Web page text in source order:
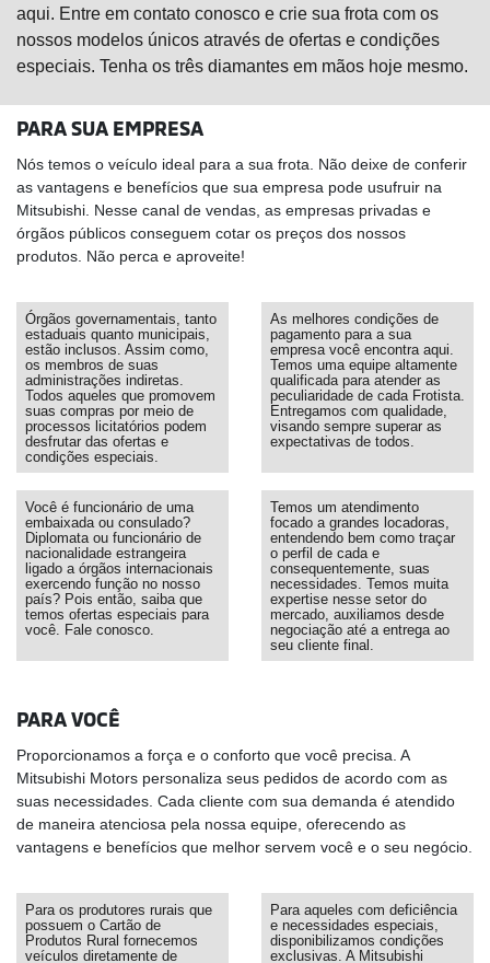
aqui. Entre em contato conosco e crie sua frota com os
nossos modelos únicos através de ofertas e condições
especiais. Tenha os três diamantes em mãos hoje mesmo.
PARA SUA EMPRESA
Nós temos o veículo ideal para a sua frota. Não deixe de conferir
as vantagens e benefícios que sua empresa pode usufruir na
Mitsubishi. Nesse canal de vendas, as empresas privadas e
órgãos públicos conseguem cotar os preços dos nossos
produtos. Não perca e aproveite!
Órgãos governamentais, tanto
estaduais quanto municipais,
estão inclusos. Assim como,
os membros de suas
administrações indiretas.
Todos aqueles que promovem
suas compras por meio de
processos licitatórios podem
desfrutar das ofertas e
condições especiais.
As melhores condições de
pagamento para a sua
empresa você encontra aqui.
Temos uma equipe altamente
qualificada para atender as
peculiaridade de cada Frotista.
Entregamos com qualidade,
visando sempre superar as
expectativas de todos.
Você é funcionário de uma
embaixada ou consulado?
Diplomata ou funcionário de
nacionalidade estrangeira
ligado a órgãos internacionais
exercendo função no nosso
país? Pois então, saiba que
temos ofertas especiais para
você. Fale conosco.
Temos um atendimento
focado a grandes locadoras,
entendendo bem como traçar
o perfil de cada e
consequentemente, suas
necessidades. Temos muita
expertise nesse setor do
mercado, auxiliamos desde
negociação até a entrega ao
seu cliente final.
PARA VOCÊ
Proporcionamos a força e o conforto que você precisa. A
Mitsubishi Motors personaliza seus pedidos de acordo com as
suas necessidades. Cada cliente com sua demanda é atendido
de maneira atenciosa pela nossa equipe, oferecendo as
vantagens e benefícios que melhor servem você e o seu negócio.
Para os produtores rurais que
possuem o Cartão de
Produtos Rural fornecemos
veículos diretamente de
Para aqueles com deficiência
e necessidades especiais,
disponibilizamos condições
exclusivas. A Mitsubishi